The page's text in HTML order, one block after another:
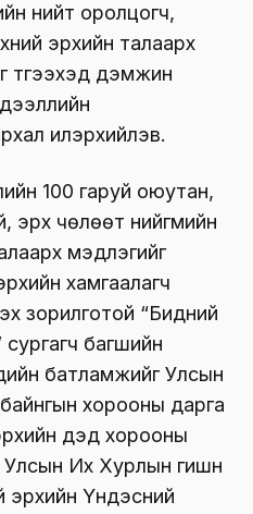
нийт оролцогч,
эрхийн талаарх
түгээхэд дэмжин
илэрхийлэв.
100 гаруй оюутан,
эрх чөлөөт нийгмийн
мэдлэгийг
хамгаалагч
зорилготой “Бидний
багшийн
батламжийг Улсын
хорооны дарга
дэд хорооны
Их Хурлын гишүүн
эрхийн Үндэсний